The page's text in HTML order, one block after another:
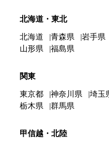
北海道・東北
北海道 青森県 岩手県
山形県
福島県
関東
東京都 神奈川県 埼玉
栃木県
群馬県
甲信越・北陸